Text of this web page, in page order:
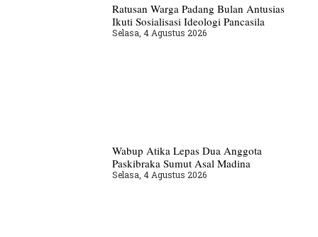
Ratusan Warga Padang Bulan Antusias
Ikuti Sosialisasi Ideologi Pancasila
Selasa, 4 Agustus 2026
Wabup Atika Lepas Dua Anggota
Paskibraka Sumut Asal Madina
Selasa, 4 Agustus 2026